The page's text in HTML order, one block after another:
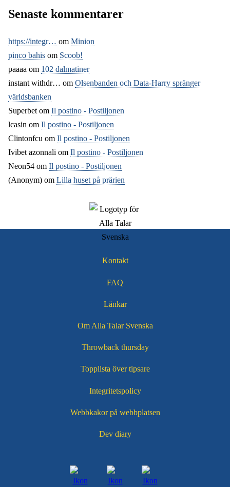
Senaste kommentarer
https://integr… om Minion
pinco bahis om Scoob!
paaaa om 102 dalmatiner
instant withdr… om Olsenbanden och Data-Harry spränger
världsbanken
Superbet om Il postino - Postiljonen
lcasin om Il postino - Postiljonen
Clintonfcu om Il postino - Postiljonen
Ivibet azonnali om Il postino - Postiljonen
Neon54 om Il postino - Postiljonen
(Anonym) om Lilla huset på prärien
Kontakt
FAQ
Länkar
Om Alla Talar Svenska
Throwback thursday
Topplista över tipsare
Integritetspolicy
Webbkakor på webbplatsen
Dev diary